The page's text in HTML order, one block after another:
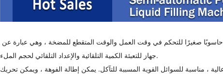
جهاز للتعبئة الكمية التلقائية والإعداد التلقائي لحجم الملء.
، مناسبة للسوائل القوية المسببة للتآكل. يمكن إطالة الفوهة ، ويمكن تحريك